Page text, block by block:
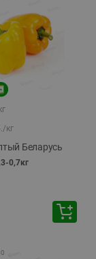
кг
Беларусь
0,7кг